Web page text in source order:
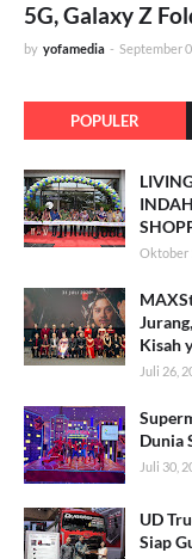
5G, Galaxy Z
by yofamedia - September
POPULER
Oktober
Kisah
Juli 26,
Dunia
Juli 30,
UD
Siap